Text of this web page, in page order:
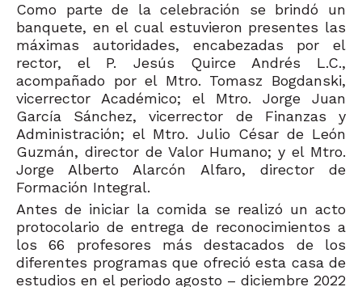
Como parte de la celebración se brindó un
banquete, en el cual estuvieron presentes las
máximas autoridades, encabezadas por el
rector, el P. Jesús Quirce Andrés L.C.,
acompañado por el Mtro. Tomasz Bogdanski,
vicerrector Académico; el Mtro. Jorge Juan
García Sánchez, vicerrector de Finanzas y
Administración; el Mtro. Julio César de León
Guzmán, director de Valor Humano; y el Mtro.
Jorge Alberto Alarcón Alfaro, director de
Formación Integral.
Antes de iniciar la comida se realizó un acto
protocolario de entrega de reconocimientos a
los 66 profesores más destacados de los
diferentes programas que ofreció esta casa de
estudios en el periodo agosto – diciembre 2022